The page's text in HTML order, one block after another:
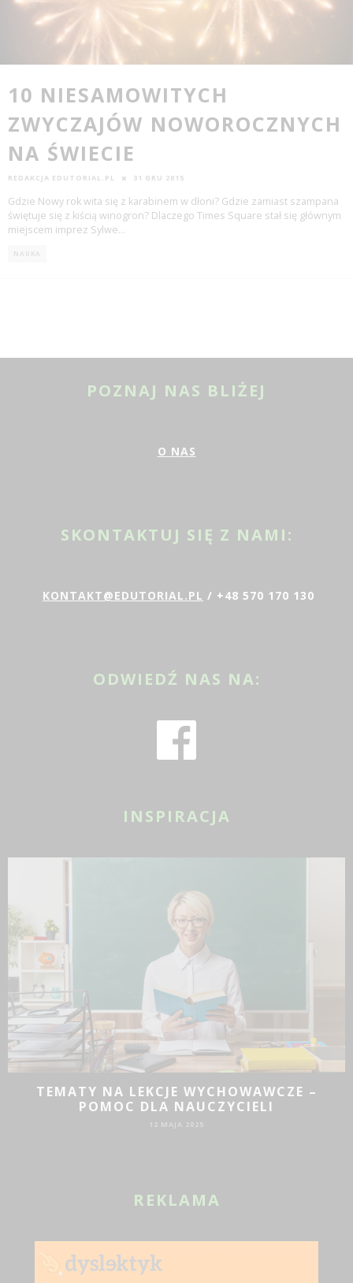
10 NIESAMOWITYCH
ZWYCZAJÓW NOWOROCZNYCH
NA ŚWIECIE
REDAKCJA EDUTORIAL.PL 31 GRU 2015
Gdzie Nowy rok wita się z karabinem w dłoni? Gdzie zamiast szampana
świętuje się z kiścią winogron? Dlaczego Times Square stał się głównym
miejscem imprez Sylwe...
NAUKA
POZNAJ NAS BLIŻEJ
O NAS
SKONTAKTUJ SIĘ Z NAMI:
KONTAKT@EDUTORIAL.PL / +48 570 170 130
ODWIEDŹ NAS NA:
INSPIRACJA
TEMATY NA LEKCJE WYCHOWAWCZE –
POMOC DLA NAUCZYCIELI
12 MAJA 2025
REKLAMA